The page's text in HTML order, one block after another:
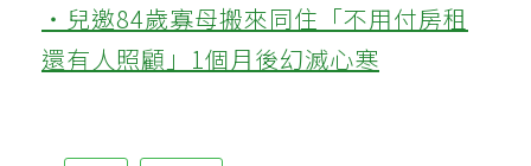
‧兒邀84歲寡母搬來同住「不用付房租
還有人照顧」1個月後幻滅心寒